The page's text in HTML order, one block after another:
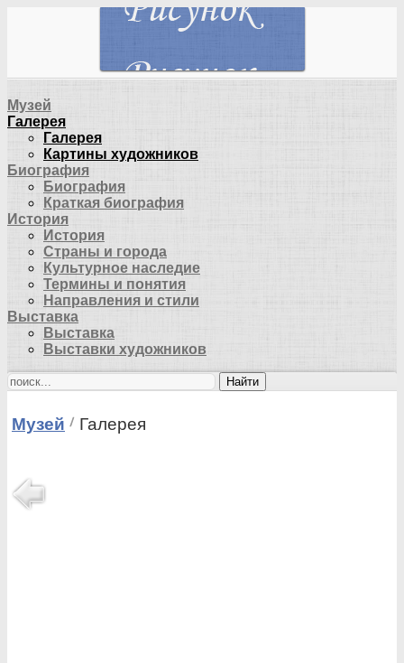
Музей
Галерея
Галерея
Картины художников
Биография
Биография
Краткая биография
История
История
Страны и города
Культурное наследие
Термины и понятия
Направления и стили
Выставка
Выставка
Выставки художников
Найти
Музей Галерея